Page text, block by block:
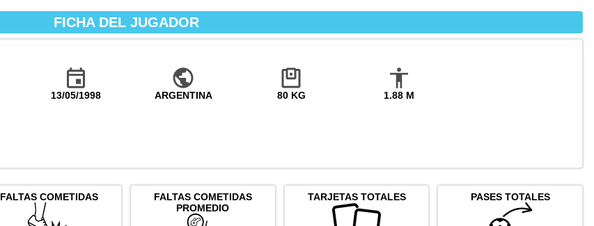
FICHA DEL JUGADOR
13/05/1998 ARGENTINA 80 KG 1.88 M
FALTAS COMETIDAS
FALTAS COMETIDAS
PROMEDIO
TARJETAS TOTALES PASES TOTALES